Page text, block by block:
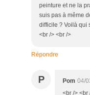
peinture et ne la
suis pas à même
difficile ? Voilà qui
<br /> <br />
Répondre
P Pom 04/
<br />